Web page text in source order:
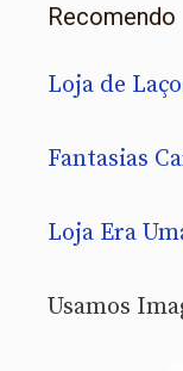
Recomendo
Loja de
Fantasias
Loja Era
Usamos